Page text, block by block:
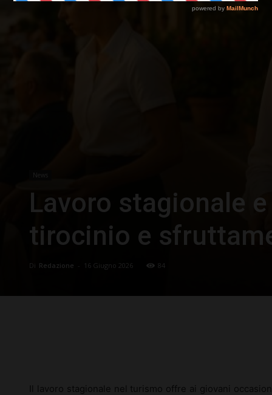
News
Lavoro stagionale
tirocinio e
Di Redazione 16 Giugno 2026 84
Il lavoro stagionale nel turismo offre ai giovani